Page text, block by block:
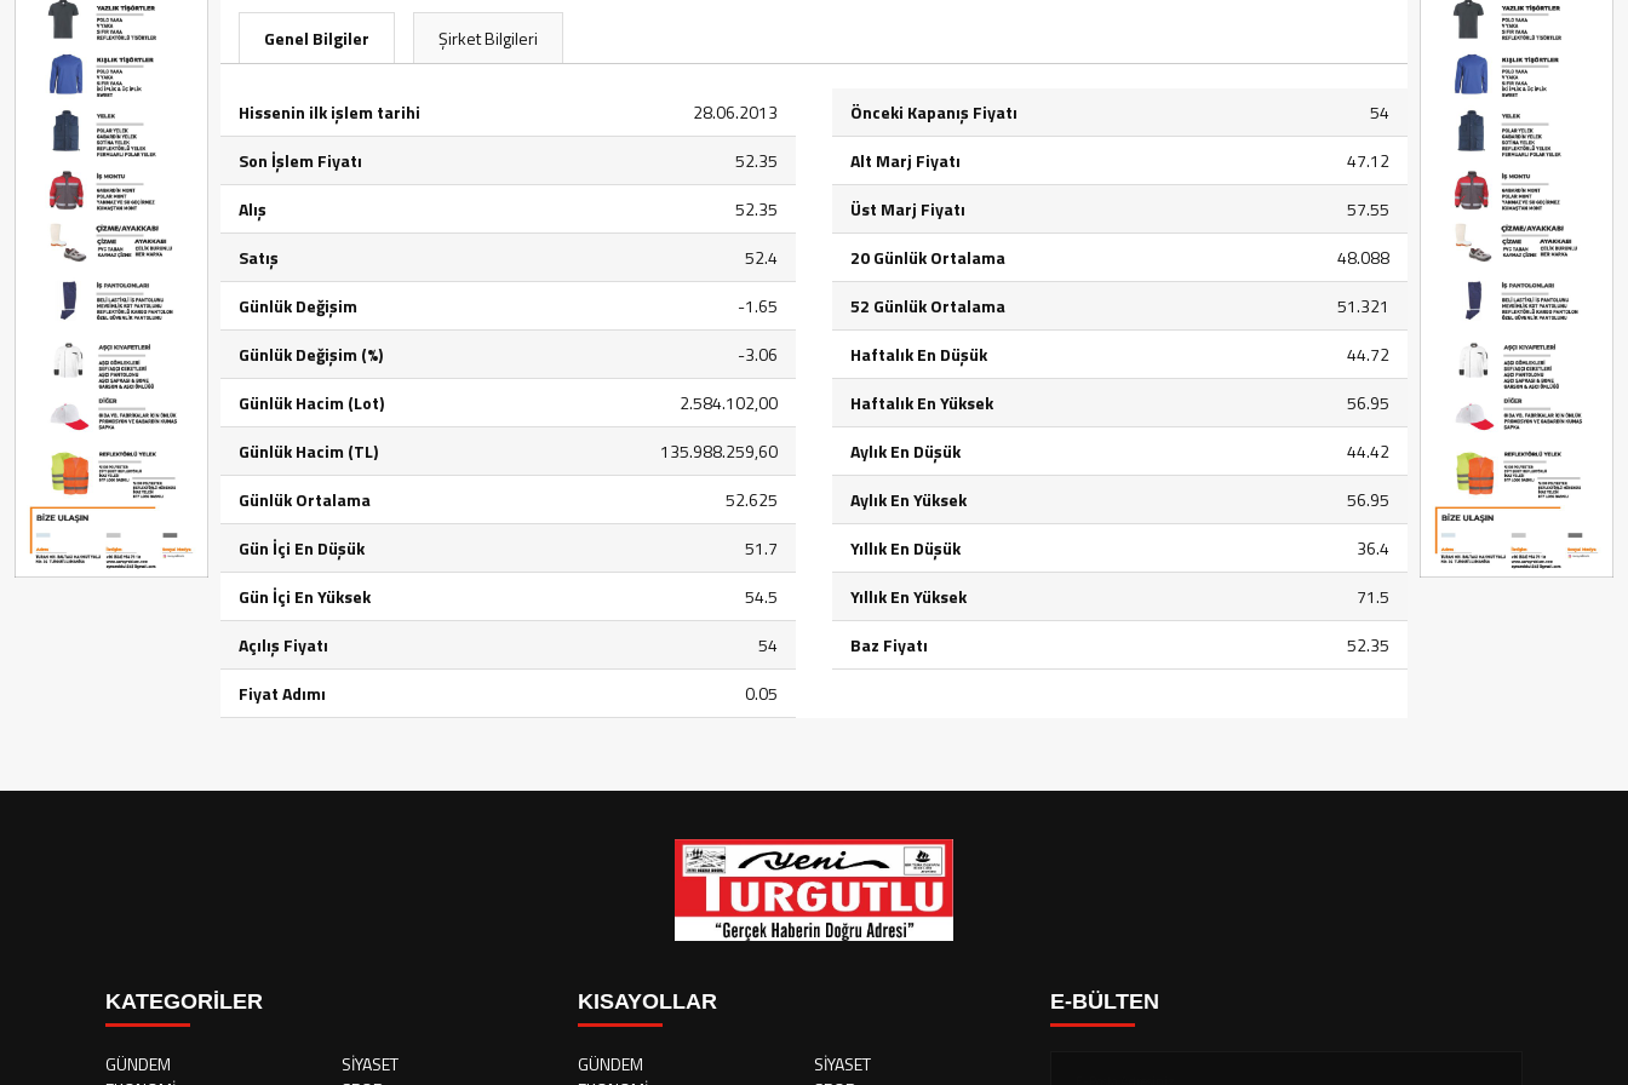
Genel Bilgiler Şirket Bilgileri
Hissenin ilk işlem tarihi
28.06.2013
Son İşlem Fiyatı
52.35
Alış
52.35
Satış
52.4
Günlük Değişim
-1.65
Günlük Değişim (%)
-3.06
Günlük Hacim (Lot)
2.584.102,00
Günlük Hacim (TL)
135.988.259,60
Günlük Ortalama
52.625
Gün İçi En Düşük
51.7
Gün İçi En Yüksek
54.5
Açılış Fiyatı
54
Fiyat Adımı
0.05
Önceki Kapanış Fiyatı
54
Alt Marj Fiyatı
47.12
Üst Marj Fiyatı
57.55
20 Günlük Ortalama
48.088
52 Günlük Ortalama
51.321
Haftalık En Düşük
44.72
Haftalık En Yüksek
56.95
Aylık En Düşük
44.42
Aylık En Yüksek
56.95
Yıllık En Düşük
36.4
Yıllık En Yüksek
71.5
Baz Fiyatı
52.35
KATEGORİLER
GÜNDEM
SİYASET
KISAYOLLAR
GÜNDEM
SİYASET
E-BÜLTEN